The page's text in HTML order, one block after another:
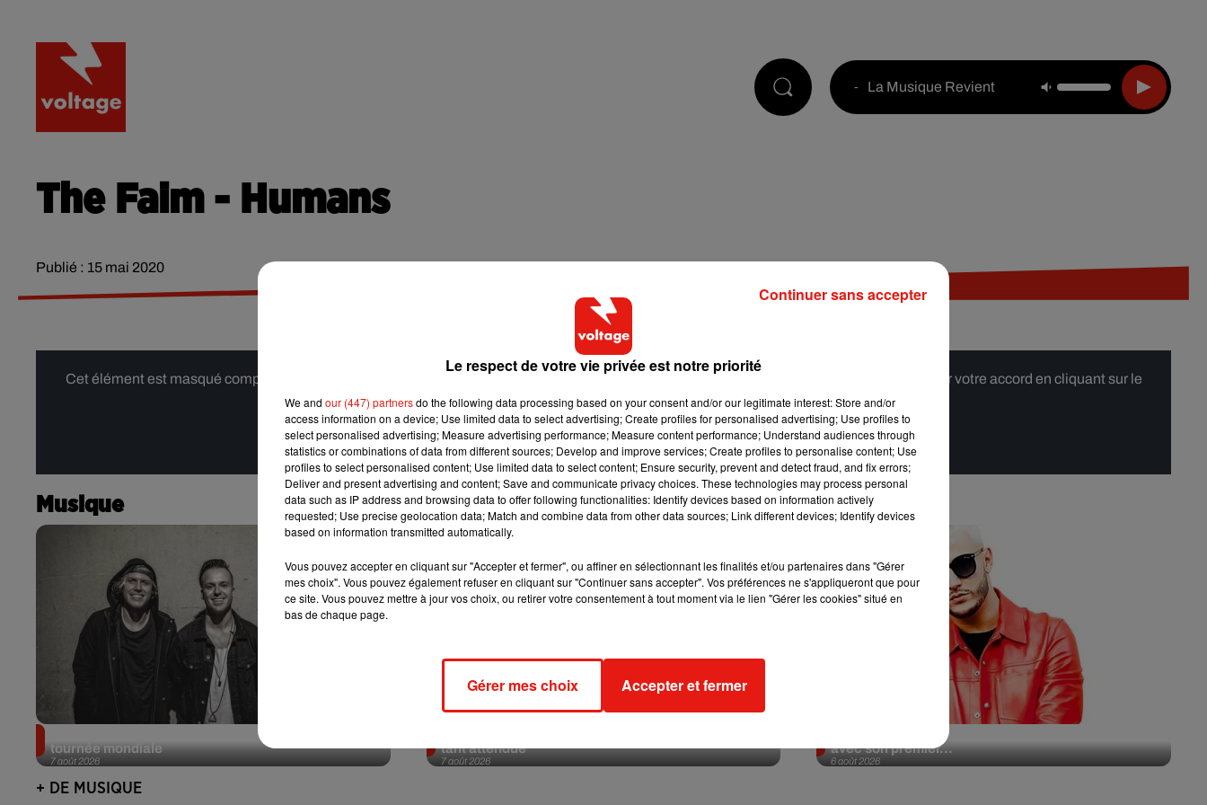
- La Musique Revient
The Faim - Humans
Publié : 15 mai 2020
Cet élément est masqué compte-tenu du refus du dépôt de cookies que vous avez exprimé. Si vous souhaitez l'afficher, merci de nous donner votre accord en cliquant sur le
bouton ci-dessous.
Afficher l'élément
Musique
7 août 2026
RÜFÜS DU SOL annonce un nouvel album après sa
tournée mondiale
7 août 2026
tant attendue
6 août 2026
Il y a 10 ans, DJ Snake changeait de dimension
avec son premier...
+ DE MUSIQUE
Le respect de votre vie privée est notre priorité
We and our (447) partnersdo the following data processing based on your consent and/or our legitimate interest: Store and/or
access information on a device; Use limited data to select advertising; Create profiles for personalised advertising; Use profiles to
select personalised advertising; Measure advertising performance; Measure content performance; Understand audiences through
statistics or combinations of data from different sources; Develop and improve services; Create profiles to personalise content; Use
profiles to select personalised content; Use limited data to select content; Ensure security, prevent and detect fraud, and fix errors;
Deliver and present advertising and content; Save and communicate privacy choices. These technologies may process personal
data such as IP address and browsing data to offer following functionalities: Identify devices based on information actively
requested; Use precise geolocation data; Match and combine data from other data sources; Link different devices; Identify devices
based on information transmitted automatically.
Vous pouvez accepter en cliquant sur "Accepter et fermer", ou affiner en sélectionnant les finalités et/ou partenaires dans "Gérer
mes choix". Vous pouvez également refuser en cliquant sur "Continuer sans accepter". Vos préférences ne s'appliqueront que pour
ce site. Vous pouvez mettre à jour vos choix, ou retirer votre consentement à tout moment via le lien "Gérer les cookies" situé en
bas de chaque page.
Gérer mes choix Accepter et fermer
Continuer sans accepter